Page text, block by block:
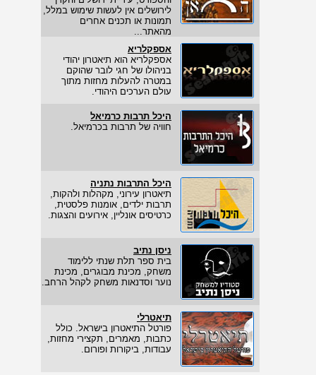
לירושלים אין לעשות שימוש במלל,
תמונות או תכנים אחרים
מהאתר...
אספקלריא
אספקלריא הוא תיאטרון יהודי
בניהולו של חגי לובר שהוקם
במטרה להעלות מחזות מתוך
עולם הערכים היהודי.
היכל תרבות כרמיאל
חוויה של תרבות בכרמיאל.
היכל התרבות נתניה
תיאטרון עירוני, מקהלות ולהקות,
תרבות ילדים, אומנות פלסטית,
כרטיסים אונליין, אירועים והצגות.
ניסן נתיב
בית ספר תלת שנתי ללימוד
משחק, מכינת מבוגרים, מכינת
נוער וסדנאות משחק לקהל הרחב.
תיאטרלי
פורטל התיאטרון בישראל. כולל
כתבות, מאמרים, תקצירי מחזות,
עבודות, ביקורות ופורום.